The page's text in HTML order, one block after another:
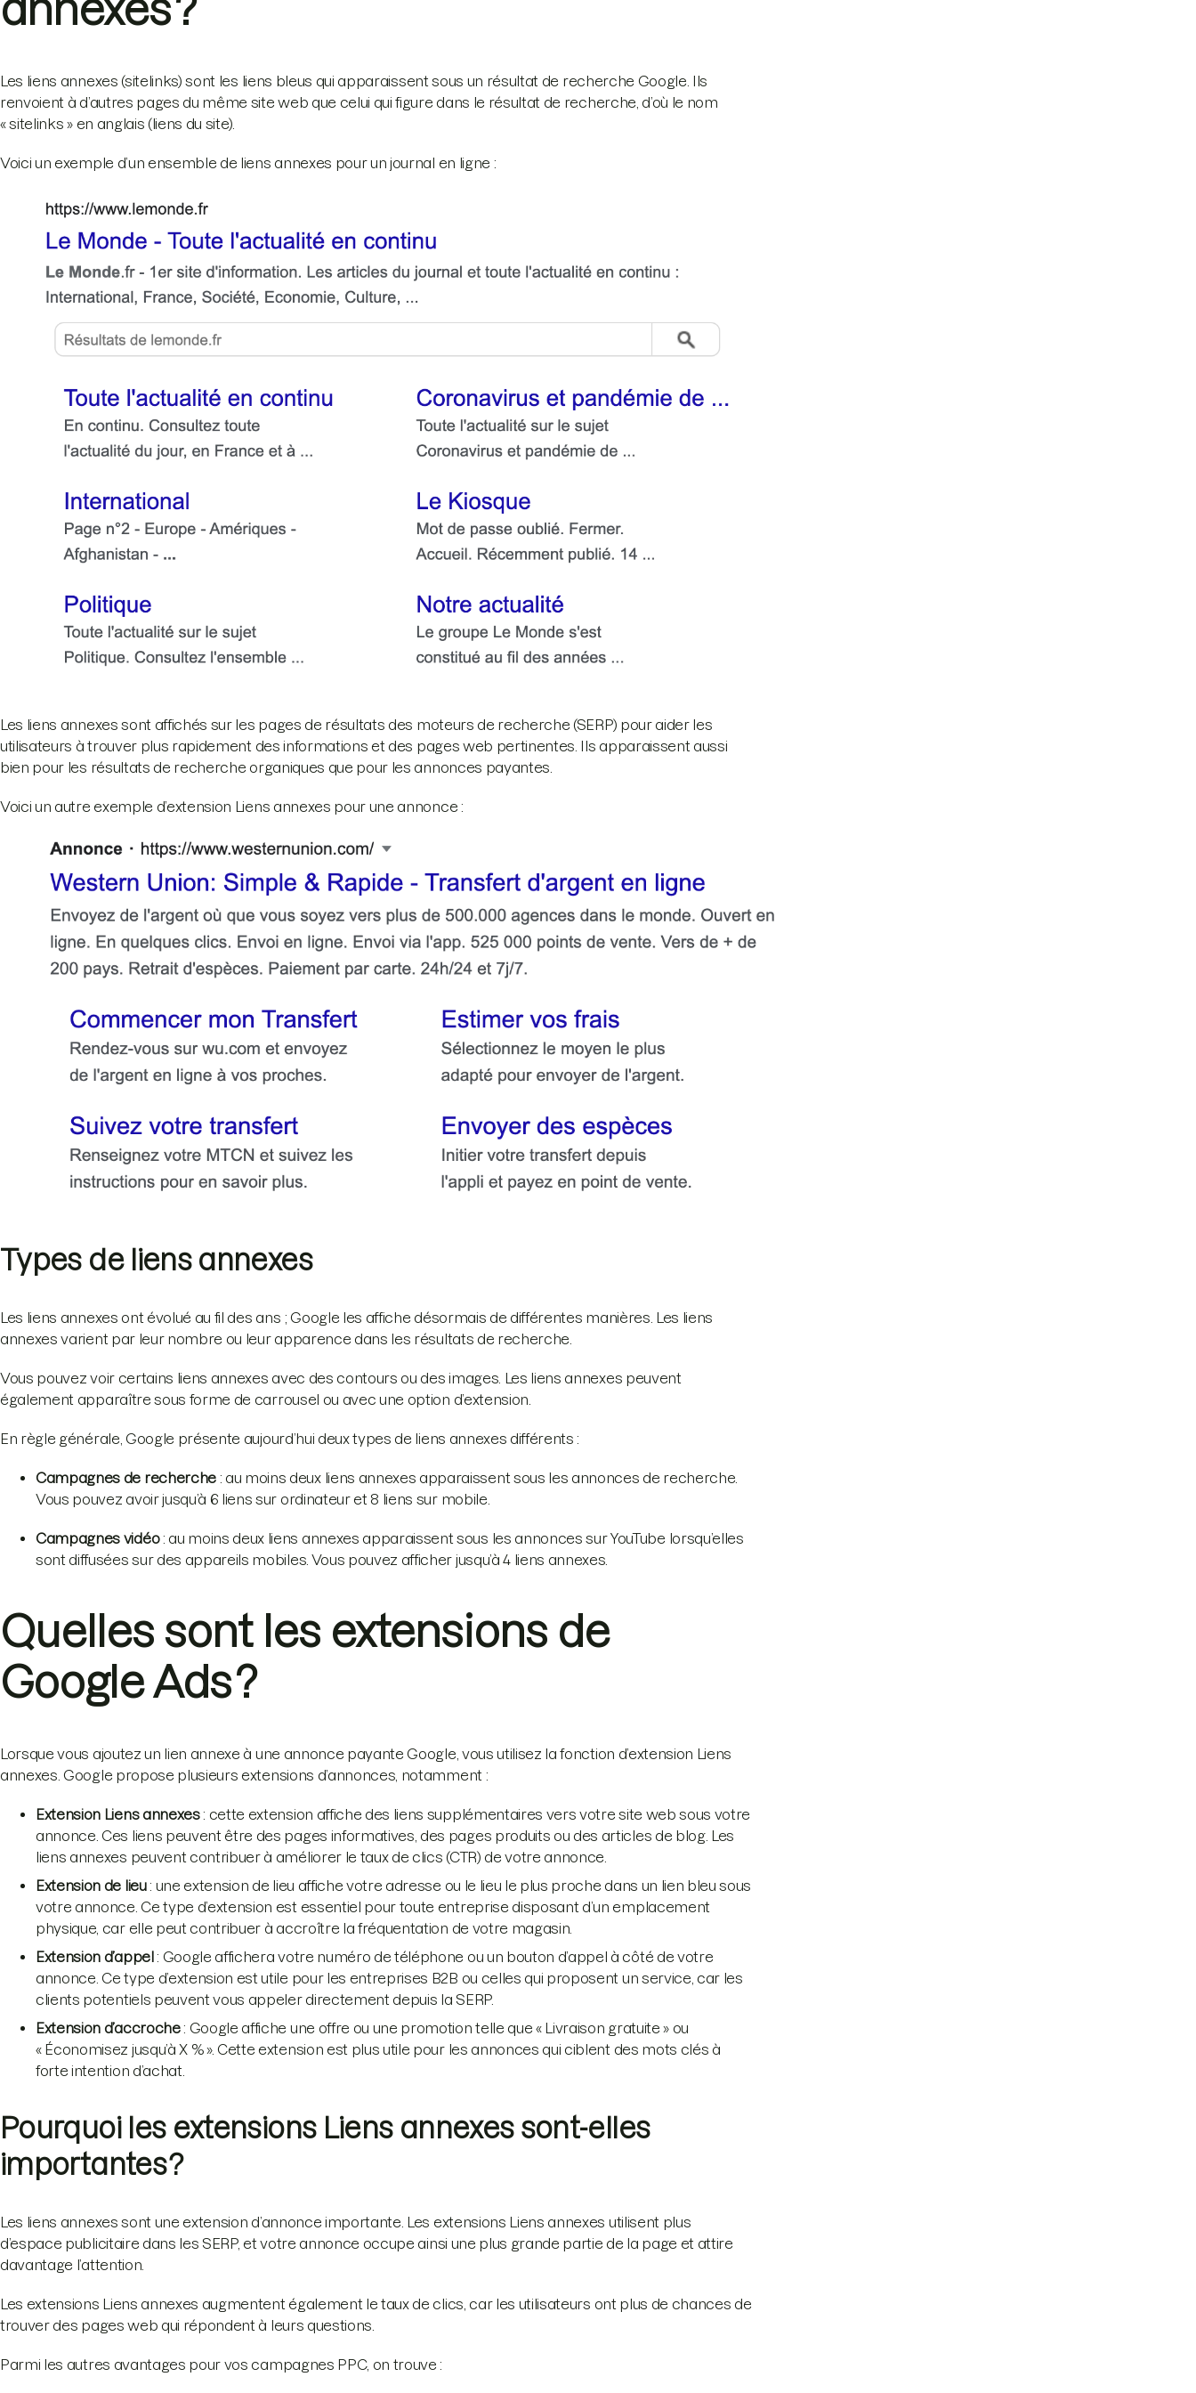
Les liens annexes (sitelinks) sont les liens bleus qui apparaissent sous un résultat de recherche Google. Ils
renvoient à d’autres pages du même site web que celui qui figure dans le résultat de recherche, d’où le nom
« sitelinks » en anglais (liens du site).
Voici un exemple d’un ensemble de liens annexes pour un journal en ligne :
Les liens annexes sont affichés sur les pages de résultats des moteurs de recherche (SERP) pour aider les
utilisateurs à trouver plus rapidement des informations et des pages web pertinentes. Ils apparaissent aussi
bien pour les résultats de recherche organiques que pour les annonces payantes.
Voici un autre exemple d’extension Liens annexes pour une annonce :
Types de liens annexes
Les liens annexes ont évolué au fil des ans ; Google les affiche désormais de différentes manières. Les liens
annexes varient par leur nombre ou leur apparence dans les résultats de recherche.
Vous pouvez voir certains liens annexes avec des contours ou des images. Les liens annexes peuvent
également apparaître sous forme de carrousel ou avec une option d’extension.
En règle générale, Google présente aujourd’hui deux types de liens annexes différents :
Campagnes de recherche: au moins deux liens annexes apparaissent sous les annonces de recherche.
Vous pouvez avoir jusqu’à 6 liens sur ordinateur et 8 liens sur mobile.
Campagnes vidéo: au moins deux liens annexes apparaissent sous les annonces sur YouTube lorsqu’elles
sont diffusées sur des appareils mobiles. Vous pouvez afficher jusqu’à 4 liens annexes.
Quelles sont les extensions de
Google Ads ?
Lorsque vous ajoutez un lien annexe à une annonce payante Google, vous utilisez la fonction d’extension Liens
annexes. Google propose plusieurs extensions d’annonces, notamment :
Extension Liens annexes: cette extension affiche des liens supplémentaires vers votre site web sous votre
annonce. Ces liens peuvent être des pages informatives, des pages produits ou des articles de blog. Les
liens annexes peuvent contribuer à améliorer le taux de clics (CTR) de votre annonce.
Extension de lieu: une extension de lieu affiche votre adresse ou le lieu le plus proche dans un lien bleu sous
votre annonce. Ce type d’extension est essentiel pour toute entreprise disposant d’un emplacement
physique, car elle peut contribuer à accroître la fréquentation de votre magasin.
Extension d’appel: Google affichera votre numéro de téléphone ou un bouton d’appel à côté de votre
annonce. Ce type d’extension est utile pour les entreprises B2B ou celles qui proposent un service, car les
clients potentiels peuvent vous appeler directement depuis la SERP.
Extension d’accroche: Google affiche une offre ou une promotion telle que « Livraison gratuite » ou
« Économisez jusqu’à X % ». Cette extension est plus utile pour les annonces qui ciblent des mots clés à
forte intention d’achat.
Pourquoi les extensions Liens annexes sont-elles
importantes ?
Les liens annexes sont une extension d’annonce importante. Les extensions Liens annexes utilisent plus
d’espace publicitaire dans les SERP, et votre annonce occupe ainsi une plus grande partie de la page et attire
davantage l’attention.
Les extensions Liens annexes augmentent également le taux de clics, car les utilisateurs ont plus de chances de
trouver des pages web qui répondent à leurs questions.
Parmi les autres avantages pour vos campagnes PPC, on trouve :